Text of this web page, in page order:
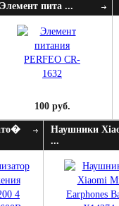
Элемент пита ...
100 руб.
Наушники
...